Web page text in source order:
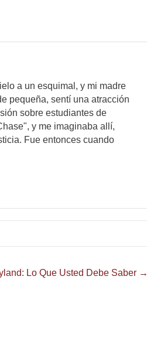
a un esquimal, y mi madre
pequeña, sentí una atracción
sobre estudiantes de
y me imaginaba allí,
Fue entonces cuando
Lo Que Usted Debe Saber →